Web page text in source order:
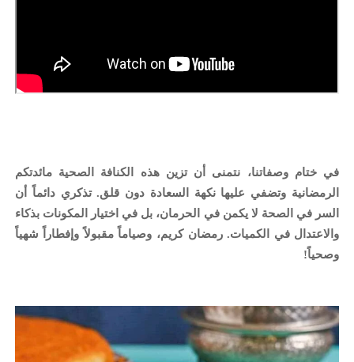
في ختام وصفاتنا، نتمنى أن تزين هذه الكنافة الصحية مائدتكم
الرمضانية وتضفي عليها نكهة السعادة دون قلق. تذكري دائماً أن
السر في الصحة لا يكمن في الحرمان، بل في اختيار المكونات بذكاء
والاعتدال في الكميات. رمضان كريم، وصياماً مقبولاً وإفطاراً شهياً
وصحياً!